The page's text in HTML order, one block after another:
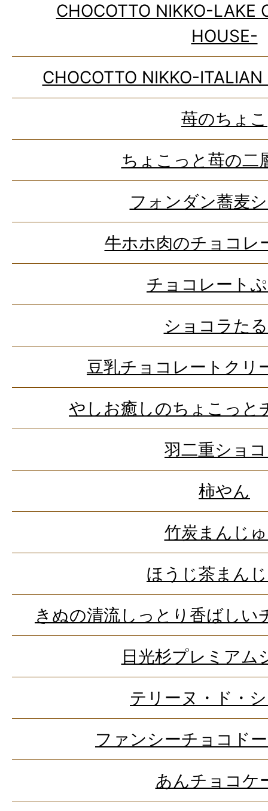
CHOCOTTO NIKKO-LAKE
HOUSE-
CHOCOTTO NIKKO-
苺のちょこ
ちょこっと苺の二
フォンダン蕎麦
牛ホホ肉のチョコレ
チョコレート
ショコラた
豆乳チョコレートクリ
やしお癒しのちょこっと
羽二重ショ
柿やん
竹炭まんじ
ほうじ茶まん
きぬの清流しっとり香ばしい
日光杉プレミアム
テリーヌ・ド・
ファンシーチョコド
あんチョコケ